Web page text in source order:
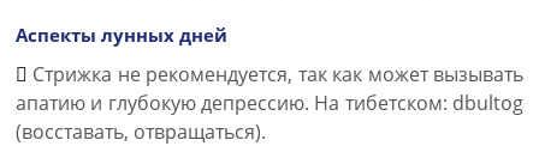
Аспекты лунных дней
Стрижка не рекомендуется, так как может вызывать
апатию и глубокую депрессию. На тибетском: dbultog
(восставать, отвращаться).